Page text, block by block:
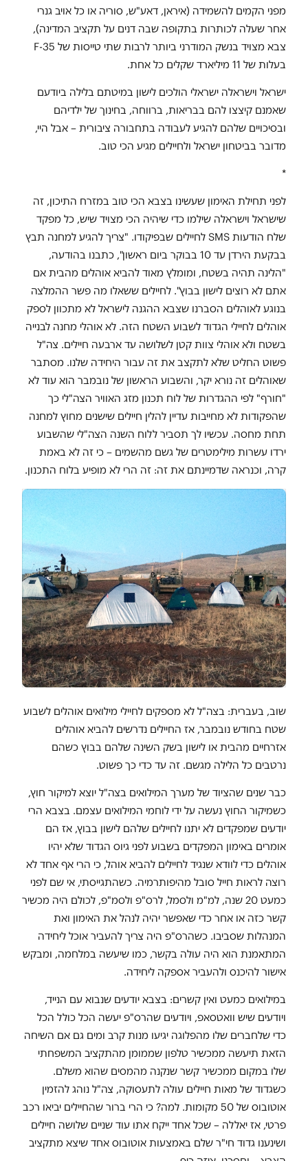
מפני הקמים להשמידה (איראן, דאע"ש, סוריה או כל אויב גנרי
אחר שעלה לכותרות בתקופה שבה דנים על תקציב המדינה),
צבא מצויד בנשק המודרני ביותר לרבות שתי טייסות של F-35
בעלות של 11 מיליארד שקלים כל אחת.
ישראל וישראלה ישראלי הולכים לישון במיטתם בלילה ביודעם
שאמנם קיצצו להם בבריאות, ברווחה, בחינוך של ילדיהם
ובסיכויים שלהם להגיע לעבודה בתחבורה ציבורית – אבל היי,
מדובר בביטחון ישראל ולחיילים מגיע הכי טוב.
*
לפני תחילת האימון שעשינו בצבא הכי טוב במזרח התיכון, זה
שישראל וישראלה שילמו כדי שיהיה הכי מצויד שיש, כל מפקד
שלח הודעות SMS לחיילים שבפיקודו. "צריך להגיע למחנה תבץ
בבקעת הירדן עד 10 בבוקר ביום ראשון", כתבנו בהודעה,
"הלינה תהיה בשטח, ומומלץ מאוד להביא אוהלים מהבית אם
אתם לא רוצים לישון בבוץ". לחיילים ששאלו מה פשר ההמלצה
בנוגע לאוהלים הסברנו שצבא ההגנה לישראל לא מתכוון לספק
אוהלים לחיילי הגדוד לשבוע השטח הזה. לא אוהלי מחנה לבנייה
בשטח ולא אוהלי צוות קטן לשלושה עד ארבעה חיילים. צה"ל
פשוט החליט שלא לתקצב את זה עבור היחידה שלנו. מסתבר
שאוהלים זה נורא יקר, והשבוע הראשון של נובמבר הוא עוד לא
"חורף" לפי ההגדרות של לוח תכנון מזג האוויר הצה"לי כך
שהפקודות לא מחייבות עדיין להלין חיילים שישנים מחוץ למחנה
תחת מחסה. עכשיו לך תסביר ללוח השנה הצה"לי שהשבוע
ירדו עשרות מילימטרים של גשם מהשמים – כי זה לא באמת
קרה, וכנראה שדמיינתם את זה: זה הרי לא מופיע בלוח התכנון.
שוב, בעברית: בצה"ל לא מספקים לחיילי מילואים אוהלים לשבוע
שטח בחודש נובמבר, אז החיילים נדרשים להביא אוהלים
אזרחיים מהבית או לישון בשק השינה שלהם בבוץ כשהם
נרטבים כל הלילה מגשם. זה עד כדי כך פשוט.
כבר שנים שהציוד של מערך המילואים בצה"ל יוצא למיקור חוץ,
כשמיקור החוץ נעשה על ידי לוחמי המילואים עצמם. בצבא הרי
יודעים שמפקדים לא יתנו לחיילים שלהם לישון בבוץ, אז הם
אומרים באימון המפקדים בשבוע לפני גיוס הגדוד שלא יהיו
אוהלים כדי לוודא שנגיד לחיילים להביא אוהל, כי הרי אף אחד לא
רוצה לראות חייל סובל מהיפותרמיה. כשהתגייסתי, אי שם לפני
כמעט 20 שנה, למ"מ ולסמל, לרס"פ ולסמ"פ, לכולם היה מכשיר
קשר כזה או אחר כדי שאפשר יהיה לנהל את האימון ואת
המנהלות שסביבו. כשהרס"פ היה צריך להעביר אוכל ליחידה
המתאמנת הוא היה עולה בקשר, כמו שיעשה במלחמה, ומבקש
אישור להיכנס ולהעביר אספקה ליחידה.
במילואים כמעט ואין קשרים: בצבא יודעים שנבוא עם הנייד,
ויודעים שיש וואטסאפ, ויודעים שהרס"פ יעשה הכל כולל הכל
כדי שלחברים שלו מהפלוגה יגיעו מנות קרב ומים גם אם השיחה
הזאת תיעשה ממכשיר טלפון שממומן מהתקציב המשפחתי
שלו במקום ממכשיר קשר שנקנה מהמסים שהוא משלם.
כשגדוד של מאות חיילים עולה לתעסוקה, צה"ל נוהג להזמין
אוטובוס של 50 מקומות. למה? כי הרי ברור שהחיילים יביאו רכב
פרטי, אז יאללה – שכל אחד ייקח אתו עוד שניים שלושה חיילים
ושינענו גדוד חי"ר שלם באמצעות אוטובוס אחד שיצא מתקציב